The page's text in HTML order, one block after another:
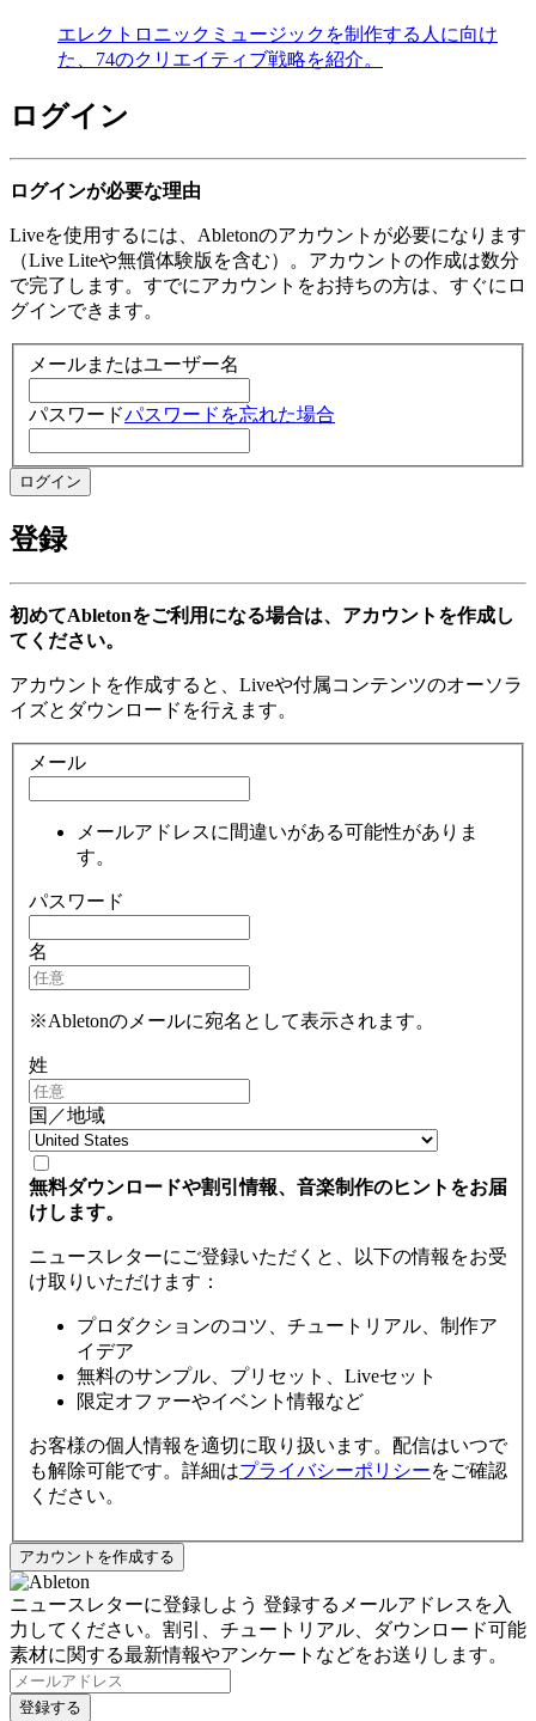
エレクトロニックミュージックを制作する人に向け
た、74のクリエイティブ戦略を紹介。
ログイン
ログインが必要な理由
Liveを使用するには、Abletonのアカウントが必要になります
（Live Liteや無償体験版を含む）。アカウントの作成は数分
で完了します。すでにアカウントをお持ちの方は、すぐにロ
グインできます。
メールまたはユーザー名
パスワードパスワードを忘れた場合
登録
初めてAbletonをご利用になる場合は、アカウントを作成し
てください。
アカウントを作成すると、Liveや付属コンテンツのオーソラ
イズとダウンロードを行えます。
メール
メールアドレスに間違いがある可能性がありま
す。
パスワード
名
※Abletonのメールに宛名として表示されます。
姓
国／地域
無料ダウンロードや割引情報、音楽制作のヒントをお届
けします。
ニュースレターにご登録いただくと、以下の情報をお受
け取りいただけます：
プロダクションのコツ、チュートリアル、制作ア
イデア
無料のサンプル、プリセット、Liveセット
限定オファーやイベント情報など
お客様の個人情報を適切に取り扱います。配信はいつで
も解除可能です。詳細はプライバシーポリシーをご確認
ください。
ニュースレターに登録しよう 登録するメールアドレスを入
力してください。割引、チュートリアル、ダウンロード可能
素材に関する最新情報やアンケートなどをお送りします。